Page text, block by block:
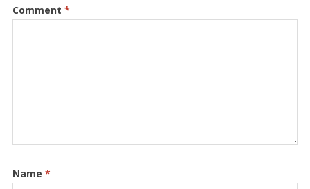
Comment *
Name *